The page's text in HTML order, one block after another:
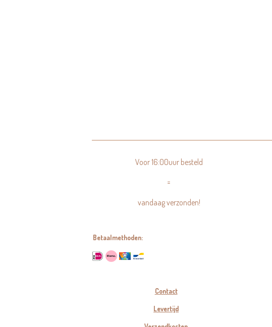
Voor 16:00uur besteld
=
vandaag verzonden!
Betaalmethoden:
Contact
Levertijd